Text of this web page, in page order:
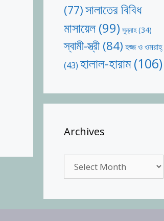
(77)সালাতের বিবিধ
মাসায়েল(99) সুন্নাহ(34)
স্বামী-স্ত্রী(84) হজ্জ ও ওমরাহ্‌
(43) হালাল-হারাম(106)
Archives